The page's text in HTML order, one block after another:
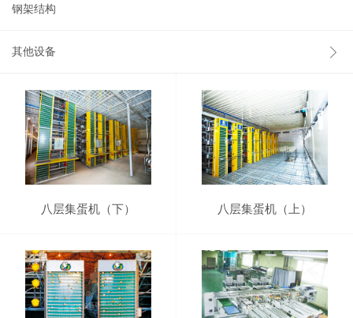
钢架结构
其他设备
八层集蛋机（下） 八层集蛋机（上）